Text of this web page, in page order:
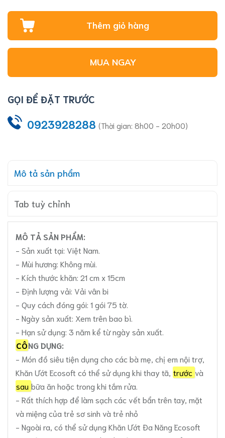
Thêm giỏ hàng
MUA NGAY
GỌI ĐỂ ĐẶT TRƯỚC
0923928288 (Thời gian: 8h00 - 20h00)
Mô tả sản phẩm
Tab tuỳ chỉnh
MÔ TẢ SẢN PHẨM:
- Sản xuất tại: Việt Nam.
- Mùi hương: Không mùi.
- Kích thước khăn: 21 cm x 15cm
- Định lượng vải: Vải vân bi
- Quy cách đóng gói: 1 gói 75 tờ.
- Ngày sản xuất: Xem trên bao bì.
- Hạn sử dụng: 3 năm kể từ ngày sản xuất.
CÔNG DỤNG:
- Món đồ siêu tiện dụng cho các bà mẹ, chị em nội trợ,
Khăn Ướt Ecosoft có thể sử dụng khi thay tã, trước và
sau bữa ăn hoặc trong khi tắm rửa.
- Rất thích hợp để làm sạch các vết bẩn trên tay, mặt
và miệng của trẻ sơ sinh và trẻ nhỏ
- Ngoài ra, có thể sử dụng Khăn Ướt Đa Năng Ecosoft